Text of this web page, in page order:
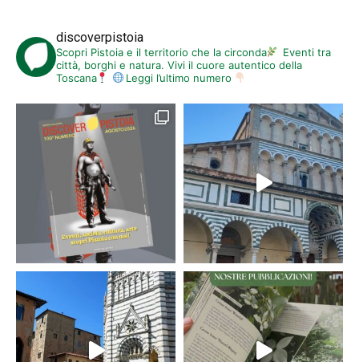
discoverpistoia
Scopri Pistoia e il territorio che la circonda
Eventi tra
città, borghi e natura. Vivi il cuore autentico della
Toscana
Leggi l’ultimo numero